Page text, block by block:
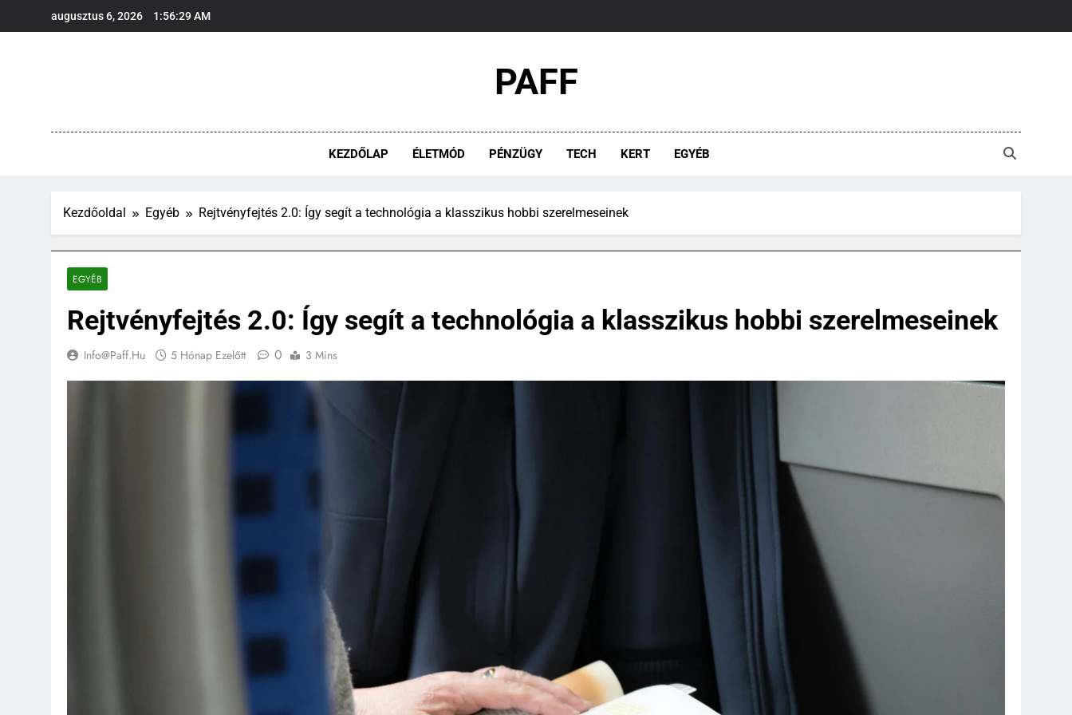
augusztus 6, 2026 1:56:30 AM
PAFF
KEZDŐLAP ÉLETMÓD PÉNZÜGY TECH KERT EGYÉB
Kezdőoldal Egyéb Rejtvényfejtés 2.0: Így segít a technológia a klasszikus hobbi szerelmeseinek
EGYÉB
Rejtvényfejtés 2.0: Így segít a technológia a klasszikus hobbi szerelmeseinek
Info@paff.hu 5 Hónap Ezelőtt 0 3 Mins